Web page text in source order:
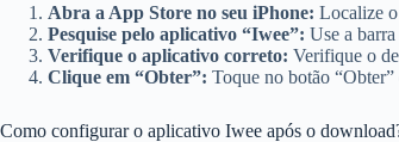
Abra a App Store no seu iPhone: Localize
Pesquise pelo aplicativo “Iwee”: Use a
Verifique o aplicativo correto: Verifique o
Clique em “Obter”: Toque no botão
Como configurar o aplicativo Iwee após o